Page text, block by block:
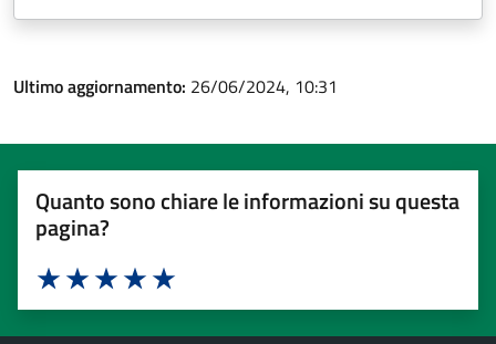
Ultimo aggiornamento: 26/06/2024, 10:31
Quanto sono chiare le informazioni su questa
pagina?
Valuta 5 stelle su 5
Valuta 4 stelle su 5
Valuta 3 stelle su 5
Valuta 2 stelle su 5
Valuta 1 stelle su 5